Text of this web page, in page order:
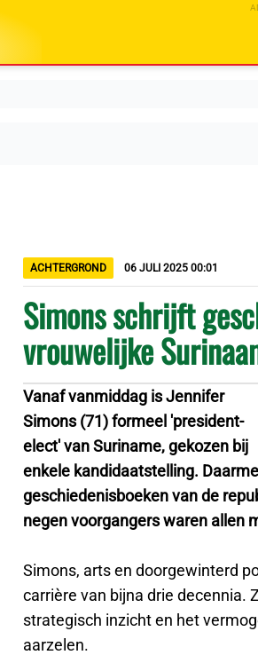
ACHTERGROND 06 JULI 2025 00:01
Simons schrijft
vrouwelijke
Vanaf vanmiddag is Jennifer
Simons (71) formeel 'president-
elect' van Suriname, gekozen bij
enkele kandidaatstelling.
geschiedenisboeken van de
negen voorgangers waren allen
Simons, arts en doorgewinterd
carrière van bijna drie decennia.
strategisch inzicht en het
aarzelen.